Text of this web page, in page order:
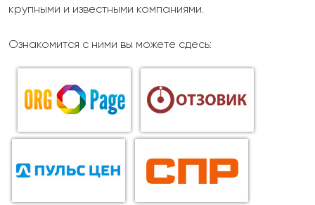
крупными и известными компаниями.
Ознакомится с ними вы можете сдесь: